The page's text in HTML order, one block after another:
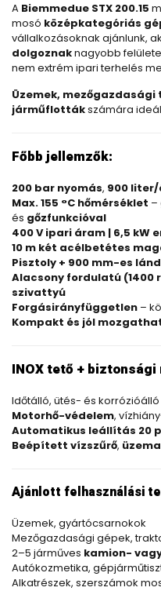
A Biemmedue STX 200.15
mosó középkategóriás
vállalkozásoknak ajánlunk,
dolgoznaknagyobb
nem extrém ipari terhelés
Üzemek,
járműflottákszámára
Főbb jellemzők:
200 bar nyomás, 900
Max. 155 °C hőmérséklet –
és gőzfunkcióval
400 V ipari áram | 6,5 kW
10 m két acélbetétes
Pisztoly + 900 mm-es
Alacsony fordulatú
szivattyú
Forgásirányfüggetlen –
Kompakt és jól
INOX tető +
Időtálló, ütés- és korrózióálló
Motorhő-védelem,
Automatikus leállítás 20
Beépített vízszűrő,
Ajánlott felhasználási
Üzemek, gyártócsarnokok
Mezőgazdasági gépek,
2–5 járműves kamion-
Autókozmetika,
Alkatrészek, szerszámok